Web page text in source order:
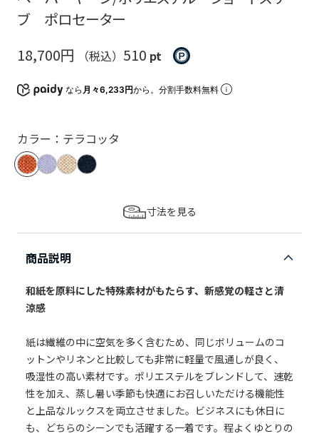
ブ ポロセーター
18,700円
（税込） 510 pt
なら 月々6,233円から。分割手数料無料
カラー：テラコッタ
寸法を見る
商品説明
和紙を原料にした特殊素材がもたらす、新感覚の軽さと清
涼感
紙は繊維の中に空気を多く含むため、同じボリュームのコ
ットンやリネンと比較しても非常に軽量で風通しが良く、
吸湿性の高い素材です。ポリエステルをブレンドして、速乾
性を加え、蒸し暑い季節も快適にお召しいただける機能性
と上品なルックスを両立させました。ビジネスにも休日に
も、どちらのシーンでも活躍する一着です。程よくゆとりの